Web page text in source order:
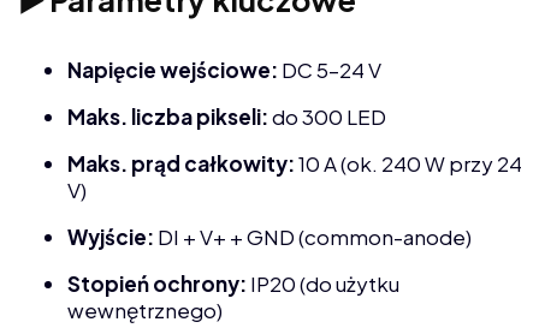
Napięcie wejściowe: DC 5–24 V
Maks. liczba pikseli:do 300 LED
Maks. prąd całkowity:10 A (ok. 240 W przy 24
V)
Wyjście: DI + V+ + GND (common-anode)
Stopień ochrony: IP20 (do użytku
wewnętrznego)